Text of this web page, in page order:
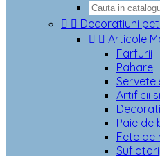
  Decoratiuni
  Articole
Farfurii
Pahare
Artificii
Paie de
Fete de
Suflatori